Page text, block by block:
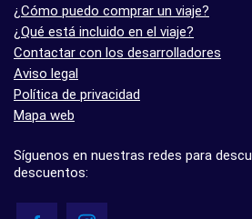
¿Cómo puedo comprar un viaje?
¿Qué está incluido en el viaje?
Contactar con los desarrolladores
Aviso legal
Política de privacidad
Mapa web
Síguenos en nuestras redes para
descuentos: